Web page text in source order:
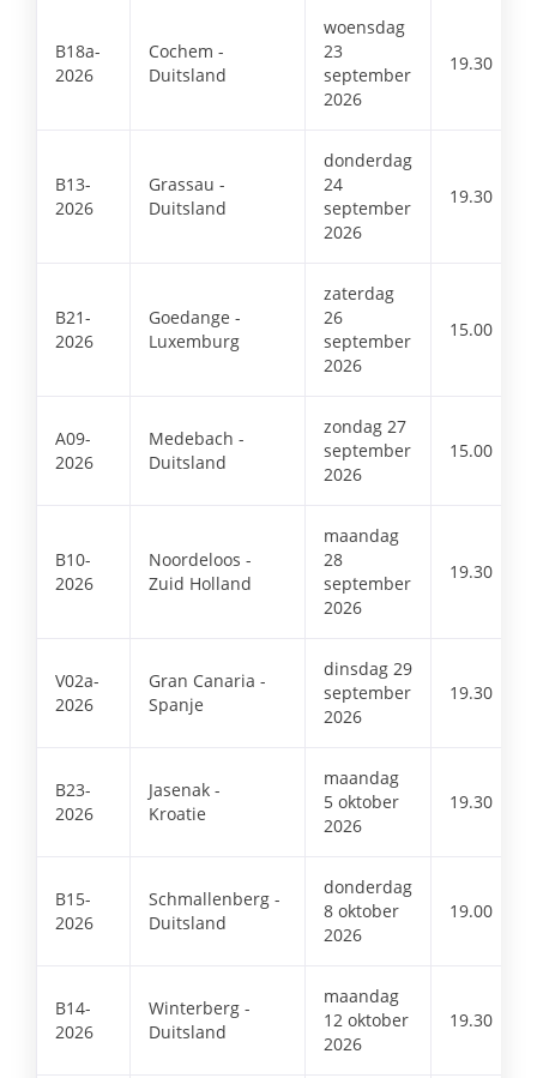
B18a-
2026
Cochem -
Duitsland
woensdag
23
september
2026
19.30
B13-
2026
Grassau -
Duitsland
donderdag
24
september
2026
19.30
B21-
2026
Goedange -
Luxemburg
zaterdag
26
september
2026
15.00
A09-
2026
Medebach -
Duitsland
zondag 27
september
2026
15.00
B10-
2026
Noordeloos -
Zuid Holland
maandag
28
september
2026
19.30
V02a-
2026
Gran Canaria -
Spanje
dinsdag 29
september
2026
19.30
B23-
2026
Jasenak -
Kroatie
maandag
5 oktober
2026
19.30
B15-
2026
Schmallenberg -
Duitsland
donderdag
8 oktober
2026
19.00
B14-
2026
Winterberg -
Duitsland
maandag
12 oktober
2026
19.30